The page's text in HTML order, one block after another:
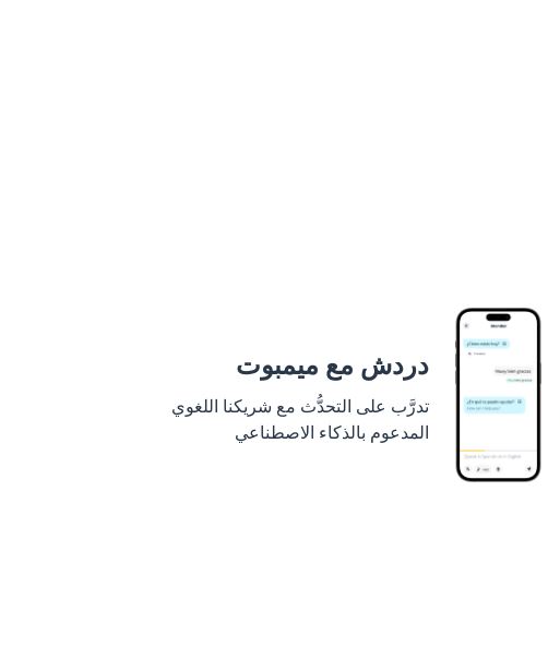
دردش مع ميمبوت
تدرَّب على التحدُّث مع شريكنا اللغوي
المدعوم بالذكاء الاصطناعي